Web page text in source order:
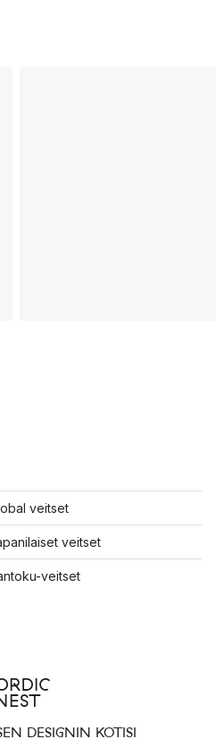
veitset
veitset
veitset
DESIGNIN KOTISI